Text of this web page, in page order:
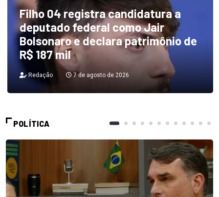
Filho 04 registra candidatura a
deputado federal como Jair
Bolsonaro e declara patrimônio de
R$ 187 mil
Redação 7 de agosto de 2026
POLÍTICA